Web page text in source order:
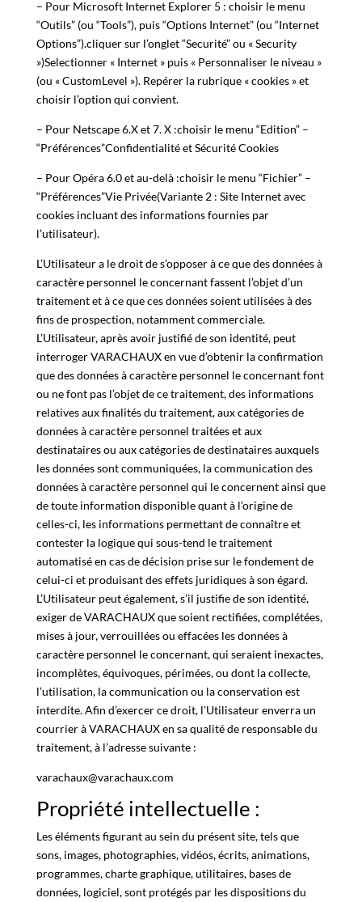
– Pour Microsoft Internet Explorer 5 : choisir le menu
“Outils” (ou “Tools”), puis “Options Internet” (ou “Internet
Options”).cliquer sur l’onglet “Securité” ou « Security
»)Selectionner « Internet » puis « Personnaliser le niveau »
(ou « CustomLevel »). Repérer la rubrique « cookies » et
choisir l’option qui convient.
– Pour Netscape 6.X et 7. X :choisir le menu “Edition” –
“Préférences”Confidentialité et Sécurité Cookies
– Pour Opéra 6.0 et au-delà :choisir le menu “Fichier” –
“Préférences”Vie Privée(Variante 2 : Site Internet avec
cookies incluant des informations fournies par
l’utilisateur).
L’Utilisateur a le droit de s’opposer à ce que des données à
caractère personnel le concernant fassent l’objet d’un
traitement et à ce que ces données soient utilisées à des
fins de prospection, notamment commerciale.
L’Utilisateur, après avoir justifié de son identité, peut
interroger VARACHAUX en vue d’obtenir la confirmation
que des données à caractère personnel le concernant font
ou ne font pas l’objet de ce traitement, des informations
relatives aux finalités du traitement, aux catégories de
données à caractère personnel traitées et aux
destinataires ou aux catégories de destinataires auxquels
les données sont communiquées, la communication des
données à caractère personnel qui le concernent ainsi que
de toute information disponible quant à l’origine de
celles-ci, les informations permettant de connaître et
contester la logique qui sous-tend le traitement
automatisé en cas de décision prise sur le fondement de
celui-ci et produisant des effets juridiques à son égard.
L’Utilisateur peut également, s’il justifie de son identité,
exiger de VARACHAUX que soient rectifiées, complétées,
mises à jour, verrouillées ou effacées les données à
caractère personnel le concernant, qui seraient inexactes,
incomplètes, équivoques, périmées, ou dont la collecte,
l’utilisation, la communication ou la conservation est
interdite. Afin d’exercer ce droit, l’Utilisateur enverra un
courrier à VARACHAUX en sa qualité de responsable du
traitement, à l’adresse suivante :
varachaux@varachaux.com
Propriété intellectuelle :
Les éléments figurant au sein du présent site, tels que
sons, images, photographies, vidéos, écrits, animations,
programmes, charte graphique, utilitaires, bases de
données, logiciel, sont protégés par les dispositions du